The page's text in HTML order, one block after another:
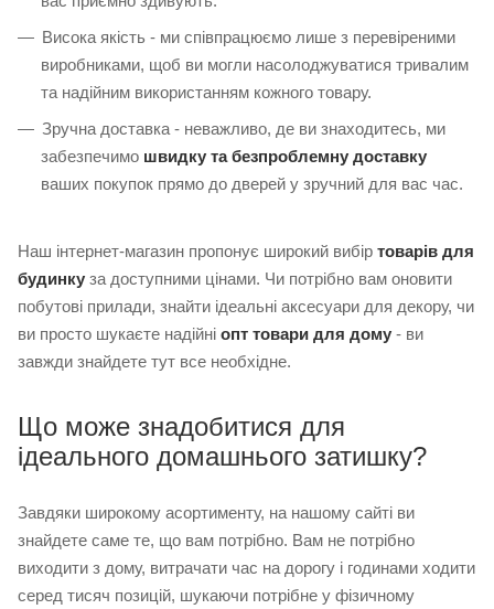
Висока якість - ми співпрацюємо лише з перевіреними
виробниками, щоб ви могли насолоджуватися тривалим
та надійним використанням кожного товару.
Зручна доставка - неважливо, де ви знаходитесь, ми
забезпечимо швидку та безпроблемну доставку
ваших покупок прямо до дверей у зручний для вас час.
Наш інтернет-магазин пропонує широкий вибір товарів для
будинку за доступними цінами. Чи потрібно вам оновити
побутові прилади, знайти ідеальні аксесуари для декору, чи
ви просто шукаєте надійні опт товари для дому - ви
завжди знайдете тут все необхідне.
Що може знадобитися для
ідеального домашнього затишку?
Завдяки широкому асортименту, на нашому сайті ви
знайдете саме те, що вам потрібно. Вам не потрібно
виходити з дому, витрачати час на дорогу і годинами ходити
серед тисяч позицій, шукаючи потрібне у фізичному